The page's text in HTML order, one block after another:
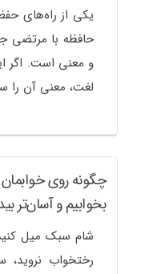
یکی از راه‌های
حافظه با مرتضی
و معنی است. اگر
لغت، معنی آن را
چگونه روی
بخوابیم و آسان‌تر
شام سبک میل
رختخواب نروید،